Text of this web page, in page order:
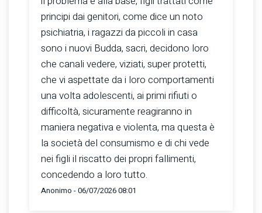
principi dai genitori, come dice un noto
psichiatria, i ragazzi da piccoli in casa
sono i nuovi Budda, sacri, decidono loro
che canali vedere, viziati, super protetti,
che vi aspettate da i loro comportamenti
una volta adolescenti, ai primi rifiuti o
difficoltà, sicuramente reagiranno in
maniera negativa e violenta, ma questa è
la società del consumismo e di chi vede
nei figli il riscatto dei propri fallimenti,
concedendo a loro tutto.
Anonimo - 06/07/2026 08:01